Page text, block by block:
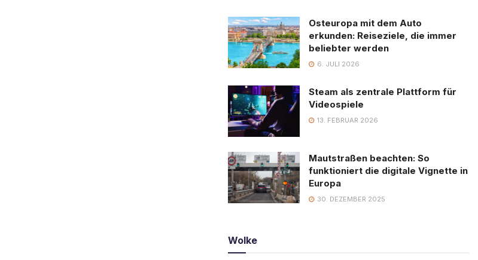
Osteuropa mit dem Auto
erkunden: Reiseziele, die immer
beliebter werden
6. JULI 2026
Steam als zentrale Plattform für
Videospiele
13. FEBRUAR 2026
Mautstraßen beachten: So
funktioniert die digitale Vignette in
Europa
30. DEZEMBER 2025
Wolke